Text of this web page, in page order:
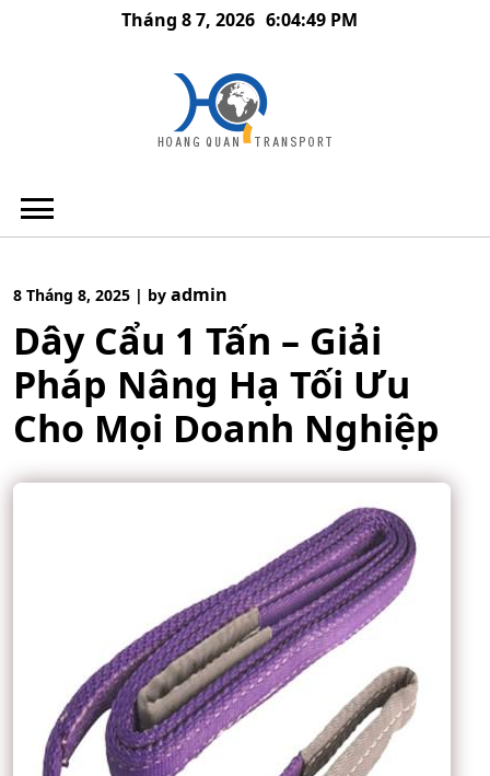
Tháng 8 7, 2026 6:04:50 PM
8 Tháng 8, 2025 | by admin
Dây Cẩu 1 Tấn – Giải
Pháp Nâng Hạ Tối Ưu
Cho Mọi Doanh Nghiệp